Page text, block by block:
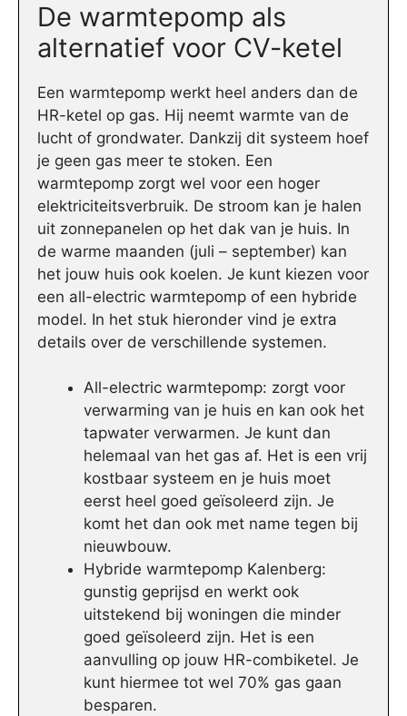
De warmtepomp als
alternatief voor CV-ketel
Een warmtepomp werkt heel anders dan de
HR-ketel op gas. Hij neemt warmte van de
lucht of grondwater. Dankzij dit systeem hoef
je geen gas meer te stoken. Een
warmtepomp zorgt wel voor een hoger
elektriciteitsverbruik. De stroom kan je halen
uit zonnepanelen op het dak van je huis. In
de warme maanden (juli – september) kan
het jouw huis ook koelen. Je kunt kiezen voor
een all-electric warmtepomp of een hybride
model. In het stuk hieronder vind je extra
details over de verschillende systemen.
All-electric warmtepomp: zorgt voor
verwarming van je huis en kan ook het
tapwater verwarmen. Je kunt dan
helemaal van het gas af. Het is een vrij
kostbaar systeem en je huis moet
eerst heel goed geïsoleerd zijn. Je
komt het dan ook met name tegen bij
nieuwbouw.
Hybride warmtepomp Kalenberg:
gunstig geprijsd en werkt ook
uitstekend bij woningen die minder
goed geïsoleerd zijn. Het is een
aanvulling op jouw HR-combiketel. Je
kunt hiermee tot wel 70% gas gaan
besparen.